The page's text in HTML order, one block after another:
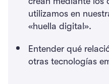
utilizamos en
«huella digital».
Entender qué
otras tecnologías